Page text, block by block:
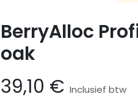
BerryAlloc
oak
39,10 € Inclusief btw